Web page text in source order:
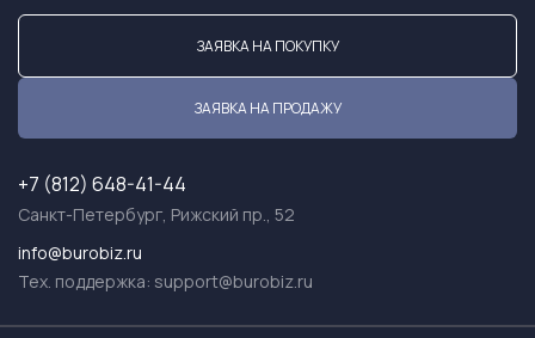
ЗАЯВКА НА ПОКУПКУ
ЗАЯВКА НА ПРОДАЖУ
+7 (812) 648-41-44
Санкт-Петербург, Рижский пр., 52
info@burobiz.ru
Тех. поддержка: support@burobiz.ru